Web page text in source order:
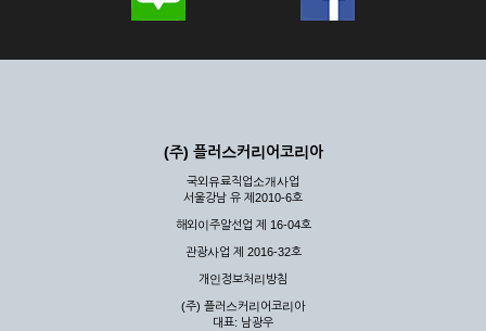
(주) 플러스커리어코리아
국외유료직업소개사업
서울강남 유 제2010-6호
해외이주알선업 제 16-04호
관광사업 제 2016-32호
개인정보처리방침
(주) 플러스커리어코리아
대표: 남광우